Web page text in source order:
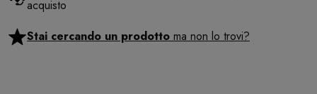
acquisto
Stai cercando un prodotto ma non lo trovi?